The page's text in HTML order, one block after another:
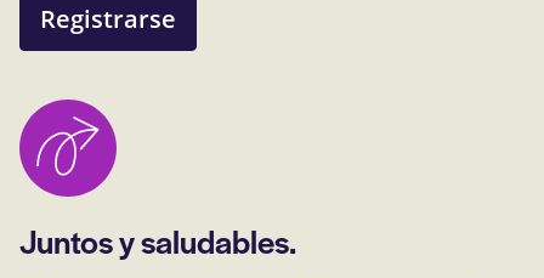
Registrarse
Juntos y saludables.